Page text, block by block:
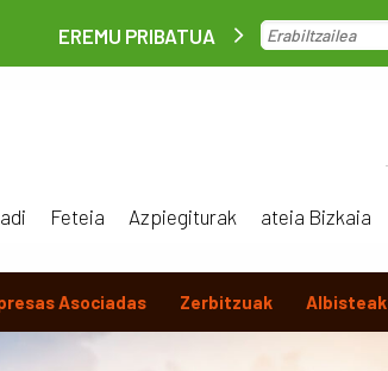
EREMU PRIBATUA
Feteia Azpiegiturak ateia Bizkaia
Asociadas Zerbitzuak Albisteak